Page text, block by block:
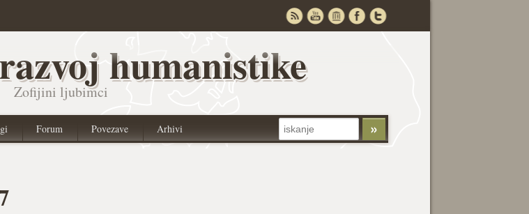
humanistike
Zofijini ljubimci
Forum Povezave Arhivi